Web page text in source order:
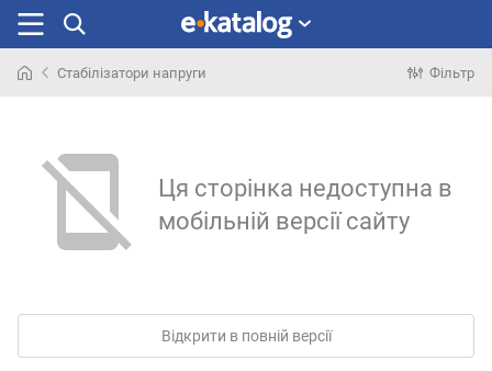
Стабілізатори напруги Фільтр
Ця сторінка недоступна в
мобільній версії сайту
Відкрити в повній версії